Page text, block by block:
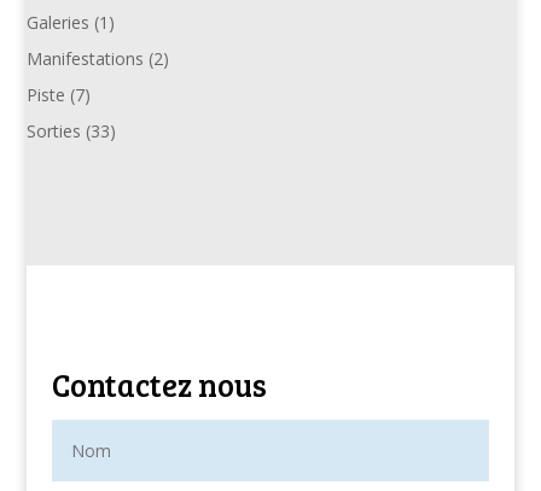
Galeries (1)
Manifestations (2)
Piste (7)
Sorties (33)
Contactez nous